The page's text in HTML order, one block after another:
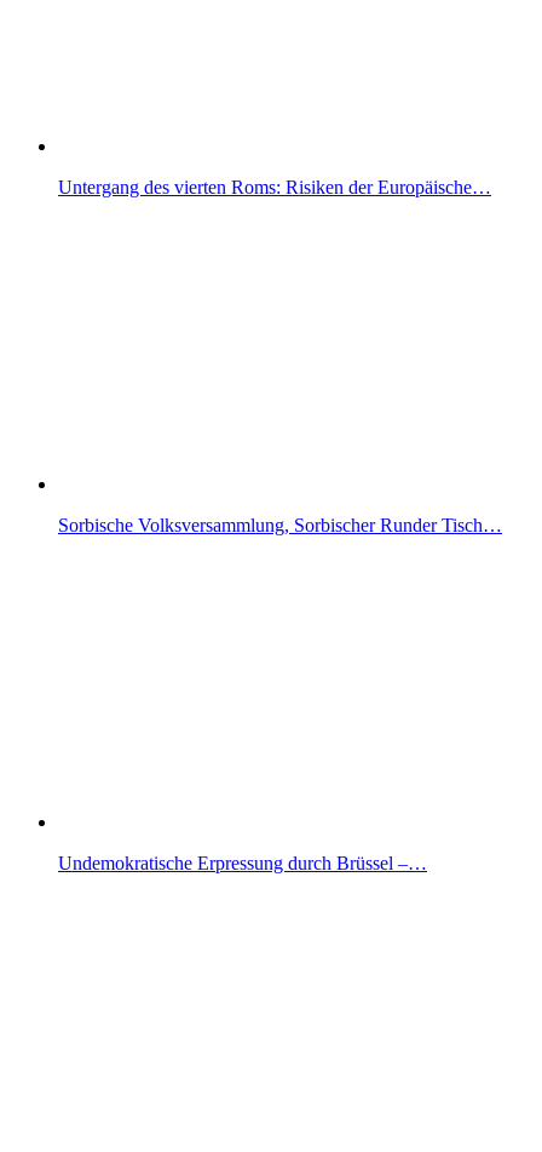
Untergang des vierten Roms: Risiken der Europäische…
Sorbische Volksversammlung, Sorbischer Runder Tisch…
Undemokratische Erpressung durch Brüssel –…